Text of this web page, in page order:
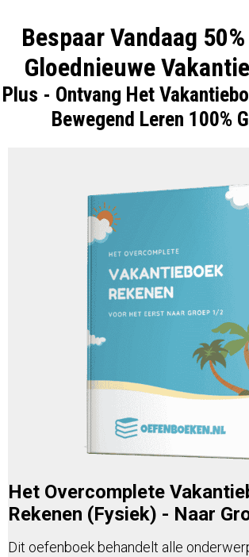
Bespaar Vandaag
Gloednieuwe
Plus - Ontvang Het
Bewegend Leren 100%
Het Overcomplete
Rekenen (Fysiek) - Naar
Dit oefenboek behandelt alle